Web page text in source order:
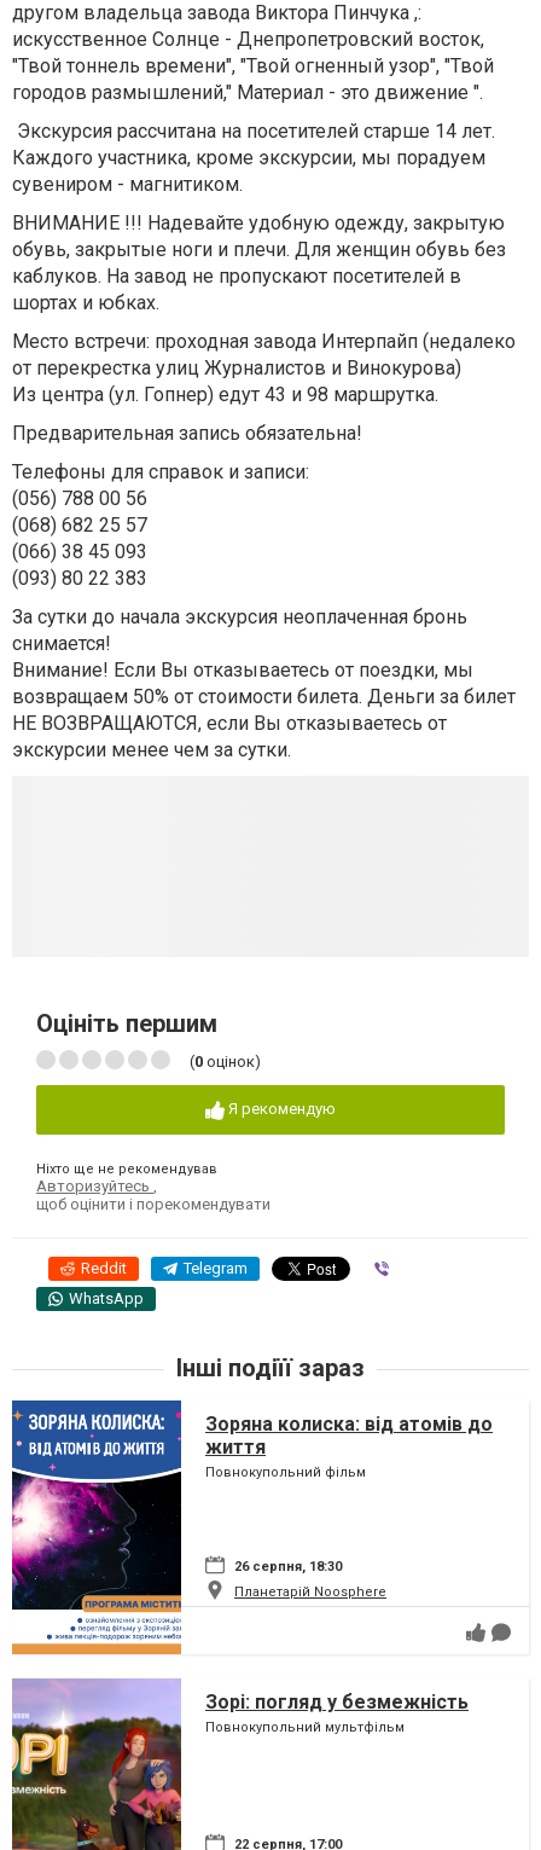
другом владельца завода Виктора Пинчука ,:
искусственное Солнце - Днепропетровский восток,
"Твой тоннель времени", "Твой огненный узор", "Твой
городов размышлений," Материал - это движение ".
Экскурсия рассчитана на посетителей старше 14 лет.
Каждого участника, кроме экскурсии, мы порадуем
сувениром - магнитиком.
ВНИМАНИЕ !!! Надевайте удобную одежду, закрытую
обувь, закрытые ноги и плечи. Для женщин обувь без
каблуков. На завод не пропускают посетителей в
шортах и ​​юбках.
Место встречи: проходная завода Интерпайп (недалеко
от перекрестка улиц Журналистов и Винокурова)
Из центра (ул. Гопнер) едут 43 и 98 маршрутка.
Предварительная запись обязательна!
Телефоны для справок и записи:
(056) 788 00 56
(068) 682 25 57
(066) 38 45 093
(093) 80 22 383
За сутки до начала экскурсия неоплаченная бронь
снимается!
Внимание! Если Вы отказываетесь от поездки, мы
возвращаем 50% от стоимости билета. Деньги за билет
НЕ ВОЗВРАЩАЮТСЯ, если Вы отказываетесь от
экскурсии менее чем за сутки.
Оцініть першим
(0 оцінок)
Я рекомендую
Ніхто ще не рекомендував
Авторизуйтесь
щоб оцінити і порекомендувати
Reddit Telegram
WhatsApp
Інші подіїї зараз
Зоряна колиска: від атомів до
життя
Повнокупольний фільм
26 серпня, 18:30
Планетарій Noosphere
Зорі: погляд у безмежність
Повнокупольний мультфільм
22 серпня, 17:00